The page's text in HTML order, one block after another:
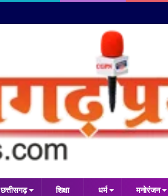
छत्तीसगढ़ शिक्षा धर्म मनोरंजन